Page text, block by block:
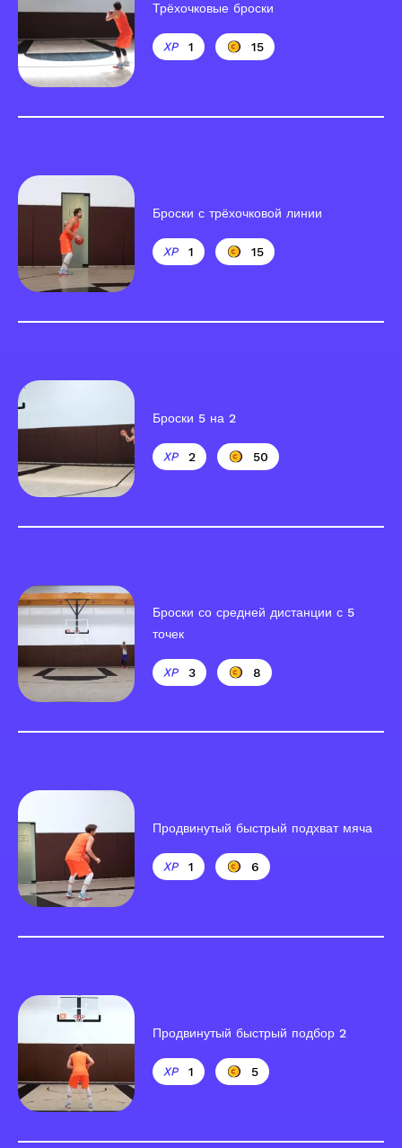
Трёхочковые броски
1 15
Броски с трёхочковой линии
1 15
Броски 5 на 2
2 50
Броски со средней дистанции с 5
точек
3 8
Продвинутый быстрый подхват мяча
1 6
Продвинутый быстрый подбор 2
1 5